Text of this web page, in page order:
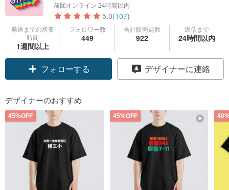
前回オンライン 24時間以内
5.0(107)
発送までの所要
時間
1週間以上
フォロワー数
449
合計販売点数
922
返信まで
24時間以内
クーポン取得
デザイナーに連絡
デザイナーのおすすめ
45%OFF 45%OFF